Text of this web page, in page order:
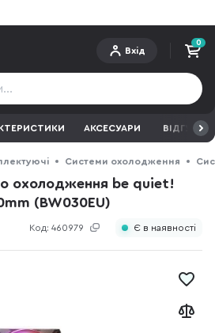
Вхід
0
АКСЕСУАРИ ВІДГУКИ
Системи охолодження
охолодження be quiet!
(BW030EU)
Код: 460979 Є в наявності